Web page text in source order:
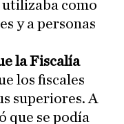
como
y a personas
la Fiscalía
los fiscales
superiores. A
que se podía